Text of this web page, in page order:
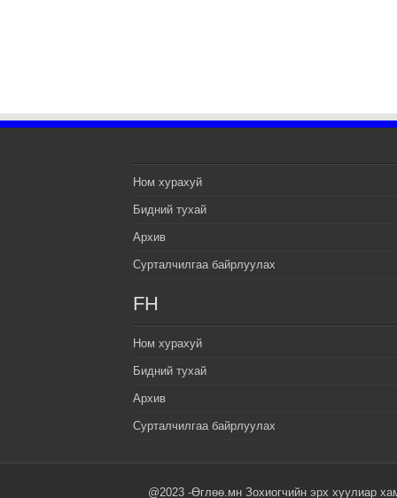
Ном хурахуй
Бидний тухай
Архив
Сурталчилгаа байрлуулах
FH
Ном хурахуй
Бидний тухай
Архив
Сурталчилгаа байрлуулах
@2023 -Өглөө.мн Зохиогчийн эрх хуулиар